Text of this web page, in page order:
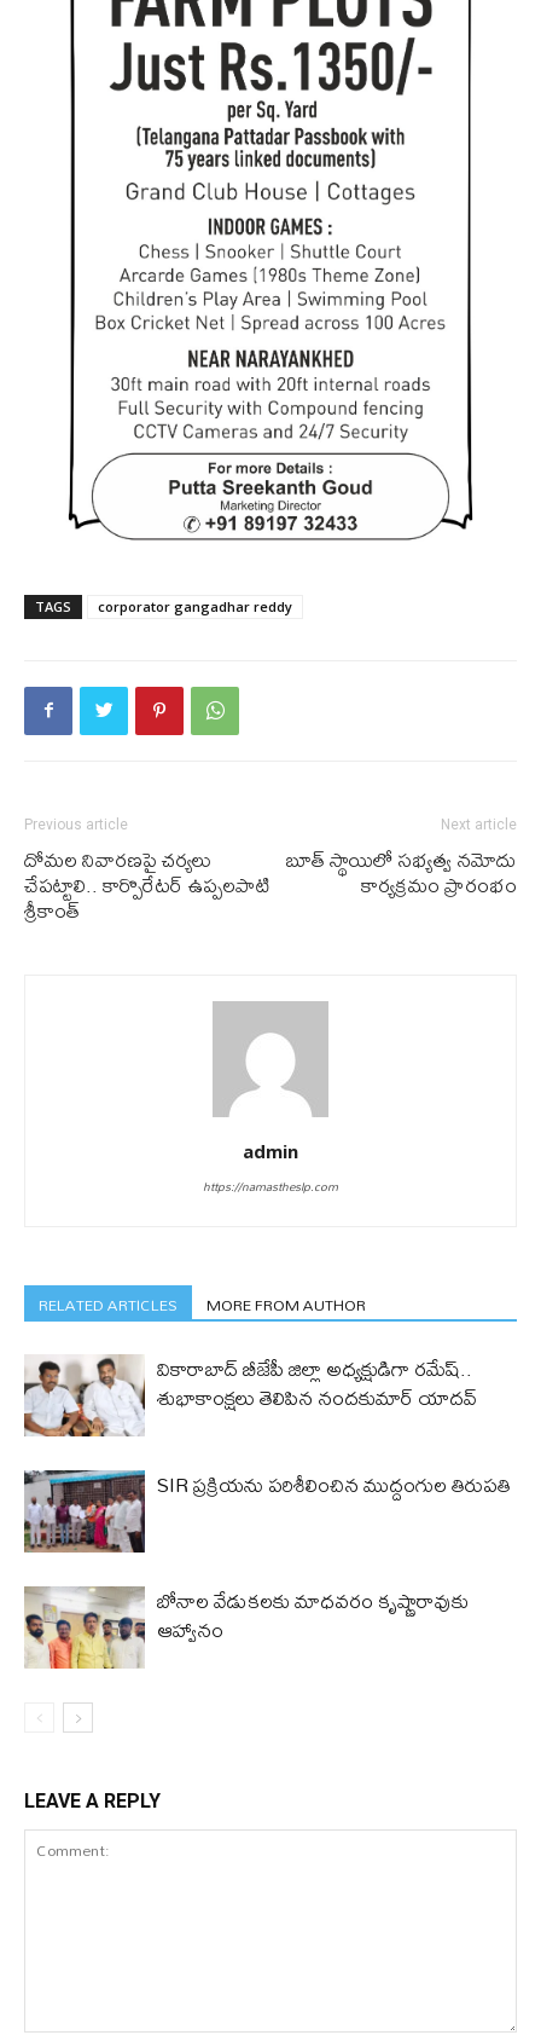
TAGS corporator gangadhar reddy
Previous article
దోమ‌ల నివార‌ణ‌పై చ‌ర్య‌లు
చేప‌ట్టాలి.. కార్పొరేట‌ర్ ఉప్ప‌ల‌పాటి
శ్రీ‌కాంత్
Next article
బూత్ స్థాయిలో సభ్యత్వ నమోదు
కార్యక్రమం ప్రారంభం
admin
https://namastheslp.com
RELATED ARTICLES MORE FROM AUTHOR
వికారాబాద్ బీజేపీ జిల్లా అధ్యక్షుడిగా రమేష్‌..
శుభాకాంక్షలు తెలిపిన నందకుమార్ యాదవ్
SIR ప్రక్రియను పరిశీలించిన ముద్దంగుల తిరుపతి
బోనాల వేడుకలకు మాధవరం కృష్ణారావుకు
ఆహ్వానం
LEAVE A REPLY